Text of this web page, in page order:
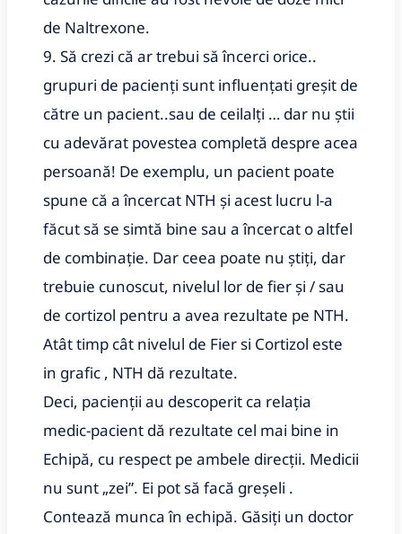
de Naltrexone.
9. Să crezi că ar trebui să încerci orice..
grupuri de pacienți sunt influențati greșit de
către un pacient..sau de ceilalți … dar nu știi
cu adevărat povestea completă despre acea
persoană! De exemplu, un pacient poate
spune că a încercat NTH și acest lucru l-a
făcut să se simtă bine sau a încercat o altfel
de combinație. Dar ceea poate nu știți, dar
trebuie cunoscut, nivelul lor de fier și / sau
de cortizol pentru a avea rezultate pe NTH.
Atât timp cât nivelul de Fier si Cortizol este
in grafic , NTH dă rezultate.
Deci, pacienții au descoperit ca relația
medic-pacient dă rezultate cel mai bine in
Echipă, cu respect pe ambele direcții. Medicii
nu sunt „zei”. Ei pot să facă greșeli .
Contează munca în echipă. Găsiți un doctor